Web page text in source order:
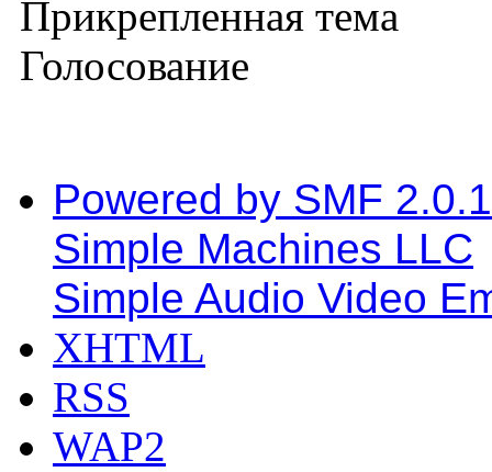
Прикрепленная тема
Голосование
Powered by SMF
Simple Machines LLC
Simple Audio Video
XHTML
RSS
WAP2